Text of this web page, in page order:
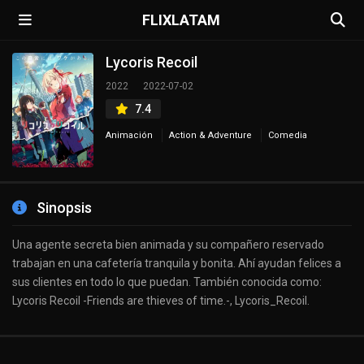
FLIXLATAM
Lycoris Recoil
2022 2022-07-02
7.4
Animación Action & Adventure Comedia
Sinopsis
Una agente secreta bien animada y su compañero reservado
trabajan en una cafetería tranquila y bonita. Ahí ayudan felices a
sus clientes en todo lo que puedan. También conocida como:
Lycoris Recoil -Friends are thieves of time.-, Lycoris_Recoil.